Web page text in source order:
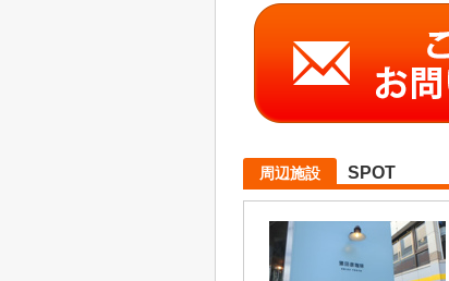
周辺施設 SPOT